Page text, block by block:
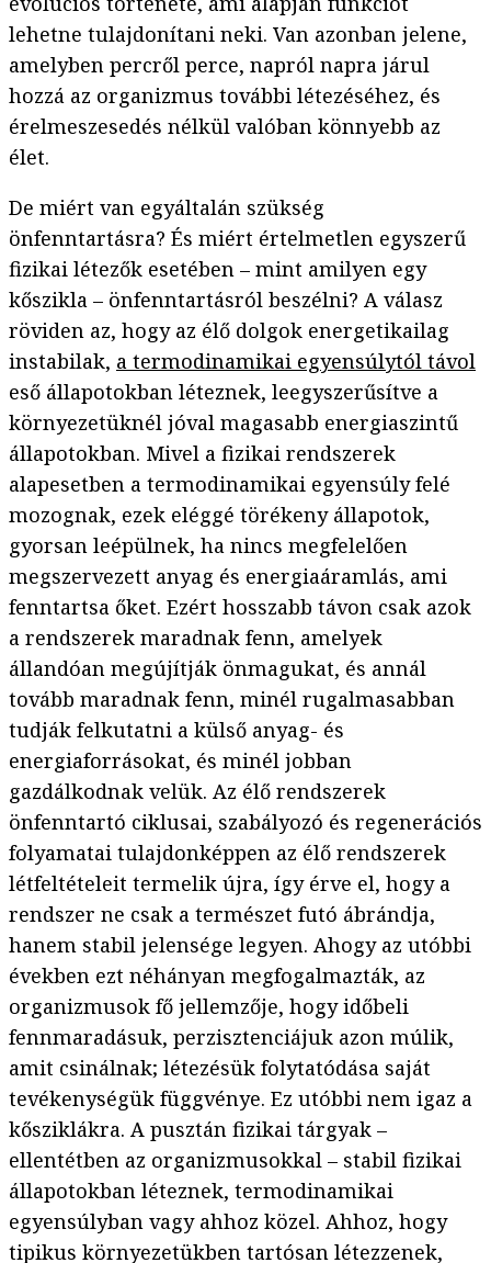
lehetne tulajdonítani neki. Van azonban jelene,
amelyben percről perce, napról napra járul
hozzá az organizmus további létezéséhez, és
érelmeszesedés nélkül valóban könnyebb az
élet.
De miért van egyáltalán szükség
önfenntartásra? És miért értelmetlen egyszerű
fizikai létezők esetében – mint amilyen egy
kőszikla – önfenntartásról beszélni? A válasz
röviden az, hogy az élő dolgok energetikailag
instabilak, a termodinamikai egyensúlytól távol
eső állapotokban léteznek, leegyszerűsítve a
környezetüknél jóval magasabb energiaszintű
állapotokban. Mivel a fizikai rendszerek
alapesetben a termodinamikai egyensúly felé
mozognak, ezek eléggé törékeny állapotok,
gyorsan leépülnek, ha nincs megfelelően
megszervezett anyag és energiaáramlás, ami
fenntartsa őket. Ezért hosszabb távon csak azok
a rendszerek maradnak fenn, amelyek
állandóan megújítják önmagukat, és annál
tovább maradnak fenn, minél rugalmasabban
tudják felkutatni a külső anyag- és
energiaforrásokat, és minél jobban
gazdálkodnak velük. Az élő rendszerek
önfenntartó ciklusai, szabályozó és regenerációs
folyamatai tulajdonképpen az élő rendszerek
létfeltételeit termelik újra, így érve el, hogy a
rendszer ne csak a természet futó ábrándja,
hanem stabil jelensége legyen. Ahogy az utóbbi
években ezt néhányan megfogalmazták, az
organizmusok fő jellemzője, hogy időbeli
fennmaradásuk, perzisztenciájuk azon múlik,
amit csinálnak; létezésük folytatódása saját
tevékenységük függvénye. Ez utóbbi nem igaz a
kősziklákra. A pusztán fizikai tárgyak –
ellentétben az organizmusokkal – stabil fizikai
állapotokban léteznek, termodinamikai
egyensúlyban vagy ahhoz közel. Ahhoz, hogy
tipikus környezetükben tartósan létezzenek,